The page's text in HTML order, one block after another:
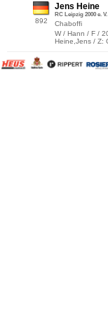
892
Jens Heine
RC Leipzig 2000 e. V.
Chaboffi
W / Hann / F /
Heine,Jens / Z: